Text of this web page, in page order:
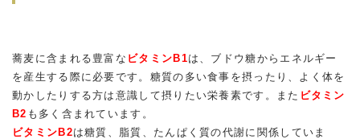
蕎麦に含まれる豊富な ビタミンB1は、ブドウ糖からエネルギー
を産生する際に必要です。糖質の多い食事を摂ったり、よく体を
動かしたりする方は意識して摂りたい栄養素です。また ビタミン
B2 も多く含まれています。
ビタミンB2は糖質、脂質、たんぱく質の代謝に関係していま